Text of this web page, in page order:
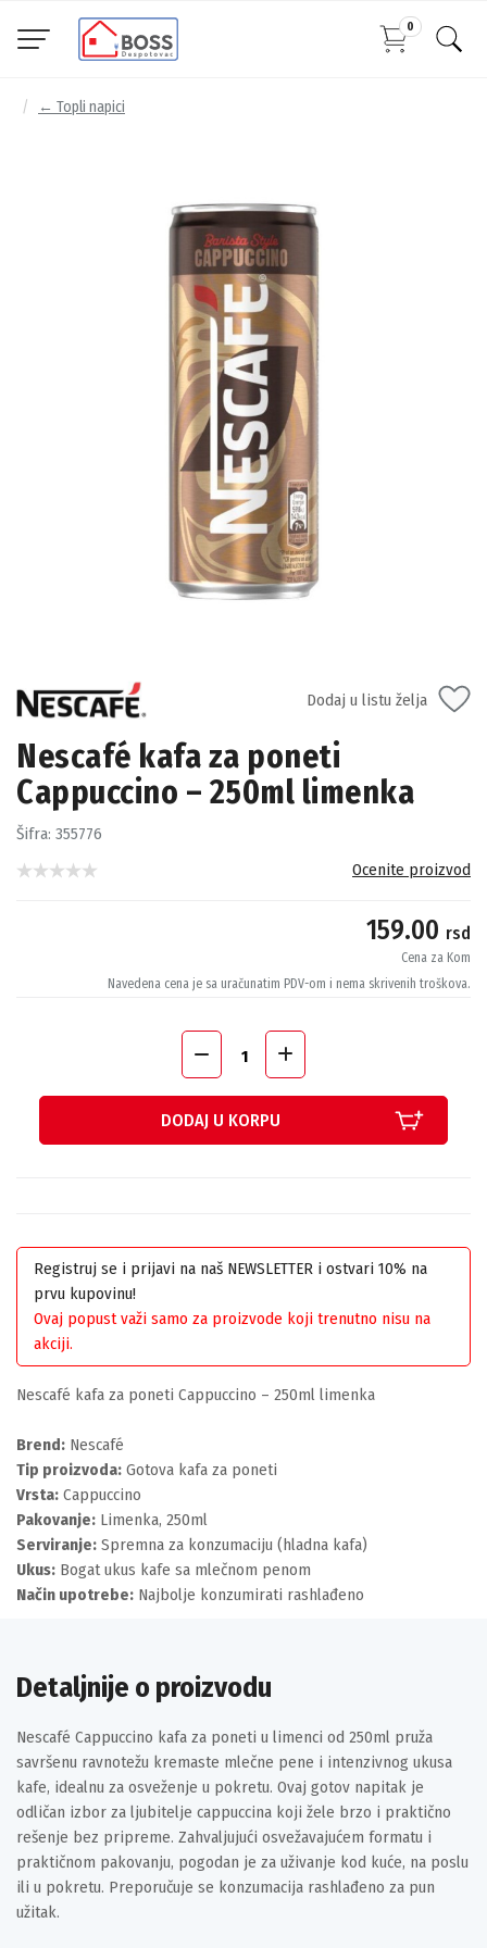
0
← Topli napici
Dodaj u listu želja
Nescafé kafa za poneti
Cappuccino – 250ml limenka
Šifra: 355776
Ocenite proizvod
159.00 rsd
Cena za Kom
Navedena cena je sa uračunatim PDV-om i nema skrivenih troškova.
DODAJ U KORPU
Registruj se i prijavi na naš NEWSLETTER i ostvari 10% na
prvu kupovinu!
Ovaj popust važi samo za proizvode koji trenutno nisu na
akciji.
Nescafé kafa za poneti Cappuccino – 250ml limenka
Brend: Nescafé
Tip proizvoda: Gotova kafa za poneti
Vrsta: Cappuccino
Pakovanje: Limenka, 250ml
Serviranje: Spremna za konzumaciju (hladna kafa)
Ukus: Bogat ukus kafe sa mlečnom penom
Način upotrebe: Najbolje konzumirati rashlađeno
Detaljnije o proizvodu
Nescafé Cappuccino kafa za poneti u limenci od 250ml pruža
savršenu ravnotežu kremaste mlečne pene i intenzivnog ukusa
kafe, idealnu za osveženje u pokretu. Ovaj gotov napitak je
odličan izbor za ljubitelje cappuccina koji žele brzo i praktično
rešenje bez pripreme. Zahvaljujući osvežavajućem formatu i
praktičnom pakovanju, pogodan je za uživanje kod kuće, na poslu
ili u pokretu. Preporučuje se konzumacija rashlađeno za pun
užitak.